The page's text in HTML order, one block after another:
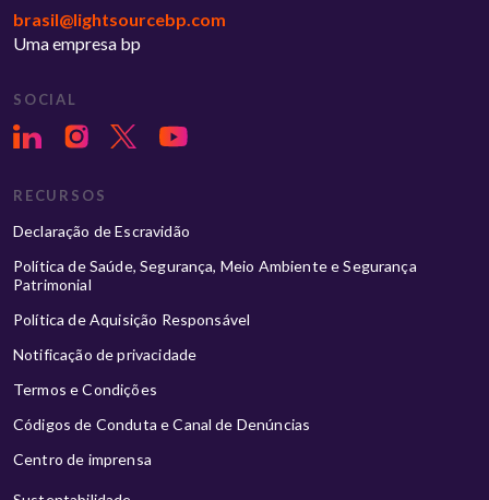
brasil@lightsourcebp.com
Uma empresa bp
SOCIAL
RECURSOS
Declaração de Escravidão
Política de Saúde, Segurança, Meio Ambiente e Segurança
Patrimonial
Política de Aquisição Responsável
Notificação de privacidade
Termos e Condições
Códigos de Conduta e Canal de Denúncias
Centro de imprensa